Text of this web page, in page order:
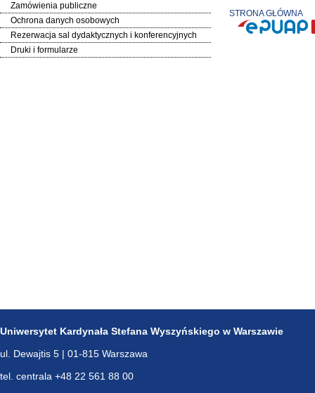
Zamówienia publiczne
Ochrona danych osobowych
Rezerwacja sal dydaktycznych i konferencyjnych
Druki i formularze
STRONA GŁÓWNA
Uniwersytet Kardynała Stefana Wyszyńskiego w Warszawie
ul. Dewajtis 5 | 01-815 Warszawa
tel. centrala +48 22 561 88 00